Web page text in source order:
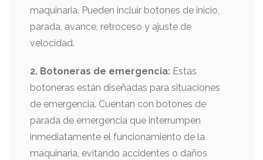
maquinaria. Pueden incluir botones de inicio,
parada, avance, retroceso y ajuste de
velocidad.
2. Botoneras de emergencia: Estas
botoneras están diseñadas para situaciones
de emergencia. Cuentan con botones de
parada de emergencia que interrumpen
inmediatamente el funcionamiento de la
maquinaria, evitando accidentes o daños